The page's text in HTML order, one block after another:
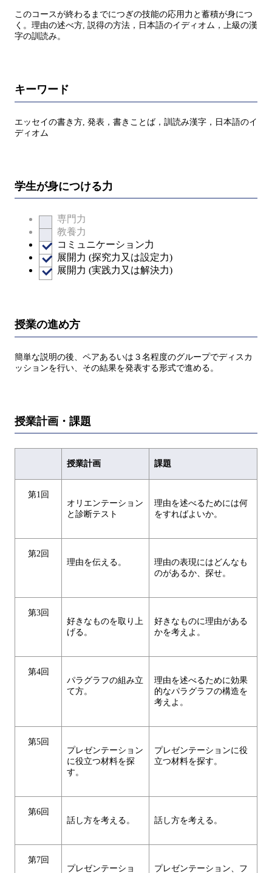
このコースが終わるまでにつぎの技能の応用力と蓄積が身につ
く。理由の述べ方, 説得の方法，日本語のイディオム，上級の漢
字の訓読み。
キーワード
エッセイの書き方, 発表，書きことば，訓読み漢字，日本語のイ
ディオム
学生が身につける力
専門力
教養力
コミュニケーション力
展開力 (探究力又は設定力)
展開力 (実践力又は解決力)
授業の進め方
簡単な説明の後、ペアあるいは３名程度のグループでディスカ
ッションを行い、その結果を発表する形式で進める。
授業計画・課題
授業計画 課題
第1回
オリエンテーション
と診断テスト
理由を述べるためには何
をすればよいか。
第2回
理由を伝える。
理由の表現にはどんなも
のがあるか、探せ。
第3回
好きなものを取り上
げる。
好きなものに理由がある
かを考えよ。
第4回
パラグラフの組み立
て方。
理由を述べるために効果
的なパラグラフの構造を
考えよ。
第5回
プレゼンテーション
に役立つ材料を探
す。
プレゼンテーションに役
立つ材料を探す。
第6回
話し方を考える。
話し方を考える。
第7回
プレゼンテーショ
プレゼンテーション、フ